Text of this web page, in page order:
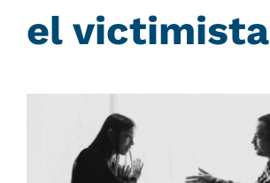
el victimista